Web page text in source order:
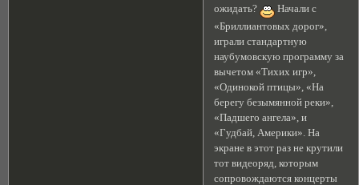
ожидать?
Начали с
«Бриллиантовых дорог»,
играли стандартную
наубумовскую программу за
вычетом «Тихих игр»,
«Одинокой птицы», «На
берегу безымянной реки»,
«Падшего ангела», и
«Гудбай, Америки». На
экране в этот раз не крутили
тот видеоряд, которым
сопровождаются концерты